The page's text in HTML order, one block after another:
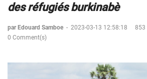
des réfugiés burkinabè
par Edouard Samboe - 2023-03-13 12:58:18
853
0 Comment(s)